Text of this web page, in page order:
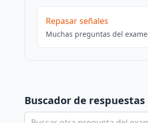
Repasar señales
Muchas preguntas del
Buscador de respuestas